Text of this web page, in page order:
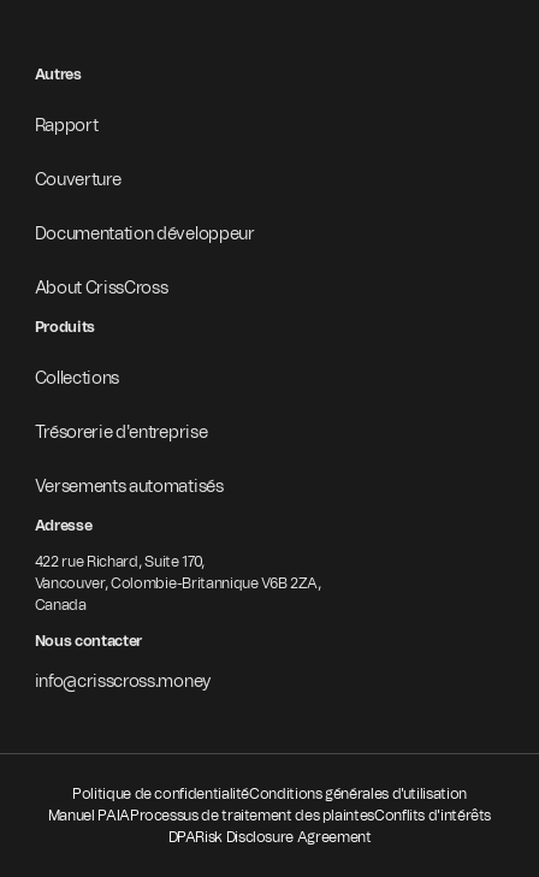
Autres
Rapport
Couverture
Documentation développeur
About CrissCross
Produits
Collections
Trésorerie d'entreprise
Versements automatisés
Adresse
422 rue Richard, Suite 170,
Vancouver, Colombie-Britannique V6B 2ZA,
Canada
Nous contacter
info@crisscross.money
Politique de confidentialitéConditions générales d'utilisation
Manuel PAIA Processus de traitement des plaintesConflits d'intérêts
DPARisk Disclosure Agreement